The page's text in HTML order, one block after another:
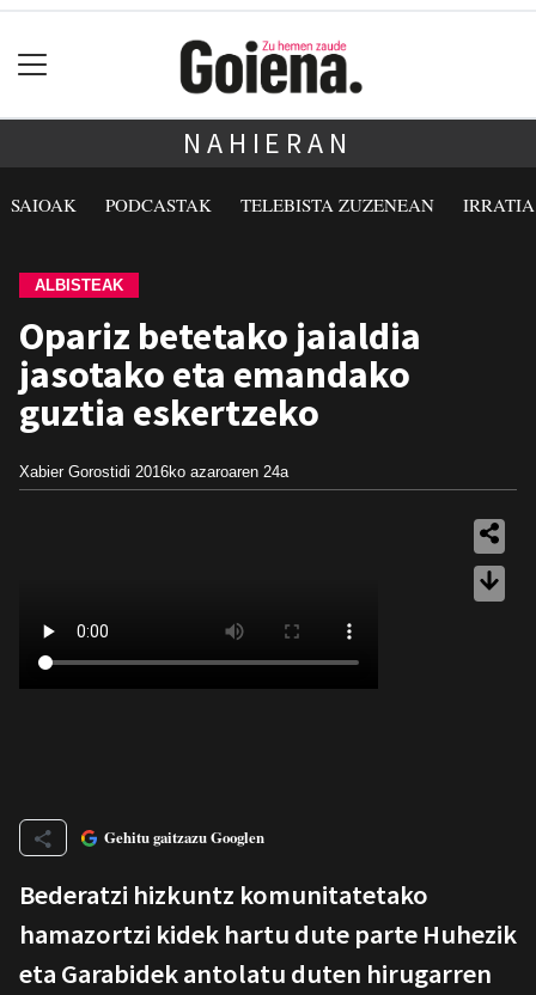
NAHIERAN
SAIOAK PODCASTAK TELEBISTA ZUZENEAN
ALBISTEAK
Opariz betetako jaialdia
jasotako eta emandako
guztia eskertzeko
Xabier Gorostidi 2016ko azaroaren 24a
Gehitu gaitzazu Googlen
Bederatzi hizkuntz komunitatetako
hamazortzi kidek hartu dute parte Huhezik
eta Garabidek antolatu duten hirugarren